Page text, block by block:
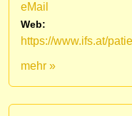
eMail
Web:
https://www.ifs.at/
mehr »